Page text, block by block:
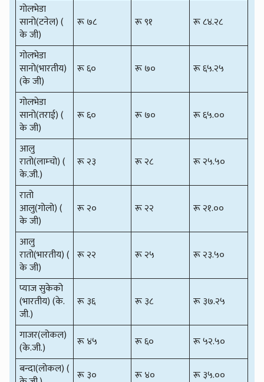
गोलभेडा
सानो(टनेल) (
के जी)
रू ७८ रू ९१ रू ८४.२८
गोलभेडा
सानो(भारतीय)
(के जी)
रू ६० रू ७० रू ६५.२५
गोलभेडा
सानो(तराई) (
के जी)
रू ६० रू ७० रू ६५.००
आलु
रातो(लाम्चो) (
के.जी.)
रू २३ रू २८ रू २५.५०
रातो
आलु(गोलो) (
के जी)
रू २० रू २२ रू २१.००
आलु
रातो(भारतीय) (
के जी)
रू २२ रू २५ रू २३.५०
प्याज सुकेको
(भारतीय) (के.
जी.)
रू ३६ रू ३८ रू ३७.२५
गाजर(लोकल)
(के.जी.)
रू ४५ रू ६०
रू ५२.५०
बन्दा(लोकल) ( रू ३० रू ४०
रू ३५.००